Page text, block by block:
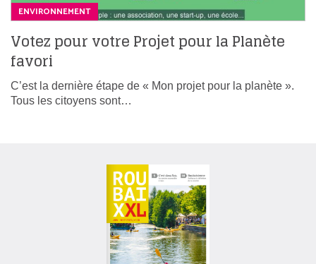
ENVIRONNEMENT
Votez pour votre Projet pour la Planète
favori
C’est la dernière étape de « Mon projet pour la planète ».
Tous les citoyens sont…